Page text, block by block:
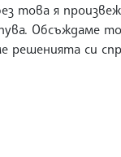
това я
Обсъждаме
решенията си